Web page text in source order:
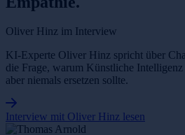
Oliver Hinz im Interview
KI-Experte Oliver Hinz spricht über
die Frage, warum Künstliche
aber niemals ersetzen sollte.
Interview mit Oliver Hinz lesen